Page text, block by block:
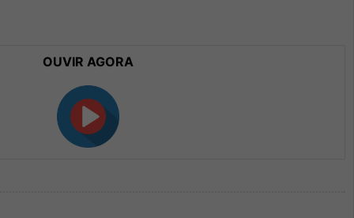
OUVIR AGORA